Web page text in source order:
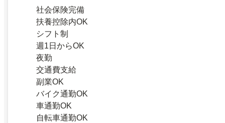
社会保険完備
扶養控除内OK
シフト制
週1日からOK
夜勤
交通費支給
副業OK
バイク通勤OK
車通勤OK
自転車通勤OK